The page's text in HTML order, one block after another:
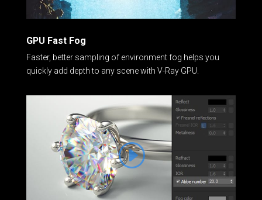
GPU Fast Fog
Faster, better sampling of environment fog helps you
quickly add depth to any scene with V-Ray GPU.